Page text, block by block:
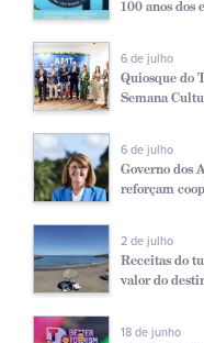
100 anos dos
6 de julho
Quiosque do
Semana
6 de julho
Governo dos
reforçam
2 de julho
Receitas do
valor do
18 de junho